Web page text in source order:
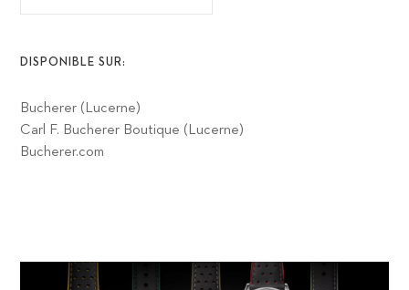
DISPONIBLE SUR:
Bucherer (Lucerne)
Carl F. Bucherer Boutique (Lucerne)
Bucherer.com